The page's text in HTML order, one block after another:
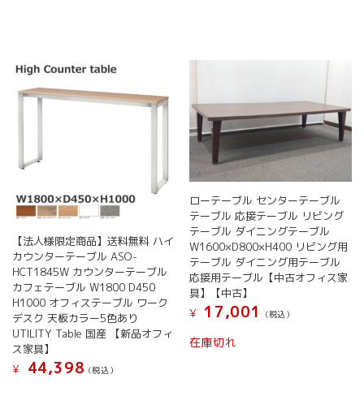
あ
ま
す。
プ
シ
ョ
ン
は
商
品
ペ
ー
か
【法人様限定商品】送料無料 ハイ
カウンターテーブル ASO-
HCT1845W カウンターテーブル
カフェテーブル W1800 D450
H1000 オフィステーブル ワーク
デスク 天板カラー5色あり
UTILITY Table 国産 【新品オフィ
ス家具】
¥
44,398 (税込）
ローテーブル センターテーブル
テーブル 応接テーブル リビング
テーブル ダイニングテーブル
W1600×D800×H400 リビング用
テーブル ダイニング用テーブル
応接用テーブル【中古オフィス家
具】【中古】
¥
17,001 (税込）
在庫切れ